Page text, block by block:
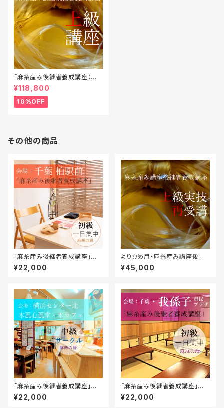
「麻糸産み後継者養成講座（上
級）」受講料（期間限定割引中）
¥118,800
10%OFF
その他の商品
「麻糸産み後継者養成講座」初
級一日集中＠千葉・柏駅前
¥22,000
よりひめ用・麻糸産み講座後継
者養成講座（上級）実技・再受講
＜一日集中＞
¥45,000
「麻糸産み後継者養成講座」中
級＠横浜センター北・木カフェ木
風心風堂
¥22,000
「麻糸産み後継者養成講座」初
級一日集中＠千葉・我孫子市民
プラザ
¥22,000